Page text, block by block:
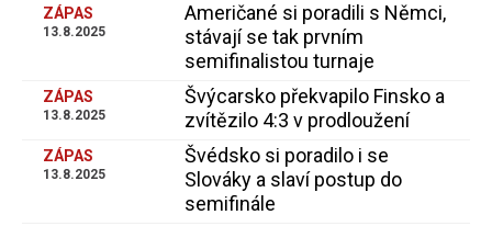
ZÁPAS
13.8.2025
Američané si poradili s Němci,
stávají se tak prvním
semifinalistou turnaje
ZÁPAS
13.8.2025
Švýcarsko překvapilo Finsko a
zvítězilo 4:3 v prodloužení
ZÁPAS
13.8.2025
Švédsko si poradilo i se
Slováky a slaví postup do
semifinále